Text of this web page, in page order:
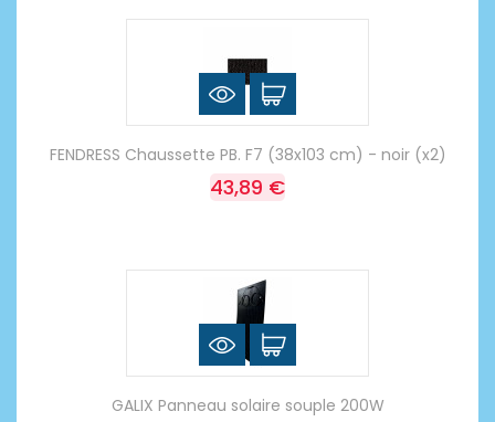
FENDRESS Chaussette PB. F7 (38x103 cm) - noir (x2)
43,89 €
GALIX Panneau solaire souple 200W